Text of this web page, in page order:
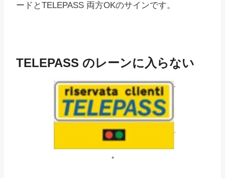
ードとTELEPASS 両方OKのサインです。
TELEPASS のレーンに入らない
*